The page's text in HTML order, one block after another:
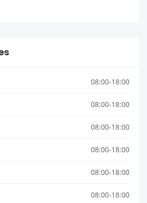
08:00-18:00
08:00-18:00
08:00-18:00
08:00-18:00
08:00-18:00
08:00-18:00